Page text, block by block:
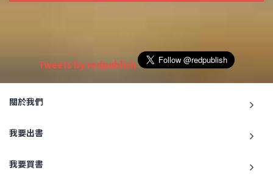
Tweets by redpublish
關於我們
我要出書
我要買書